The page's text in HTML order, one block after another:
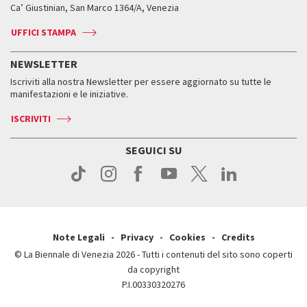
Come raggiungerci
Press
Orari e sedi
Accrediti
Come raggiungerci
Biglietti
Accrediti
Come raggiungerci
Contatti
Press
Come raggiungerci
Press
Leone d’argento
Edizioni passate
Orari e sedi
Biglietti
Servizi al pubblico
Come raggiungerci
Contatti
Biennale College ASAC
ASAC DATI
Storia
Orari e sedi
Ca’ Giustinian, San Marco 1364/A, Venezia
UFFICI STAMPA
NEWSLETTER
Iscriviti alla nostra Newsletter per essere aggiornato su tutte le
manifestazioni e le iniziative.
ISCRIVITI
SEGUICI SU
Note Legali Privacy Cookies
Credits
© La Biennale di Venezia 2026 - Tutti i contenuti del sito sono coperti
da copyright
P.I.00330320276